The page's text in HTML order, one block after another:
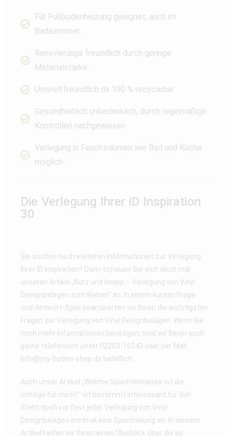
Für Fußbodenheizung geeignet, auch im
Badezimmer.
Renovierungs freundlich durch geringe
Materialstärke.
Umweltfreundlich da 100 % recyclebar
Gesundheitlich unbedenklich, durch regelmäßige
Kontrollen nachgewiesen
Verlegung in Feuchträumen wie Bad und Küche
möglich
Die Verlegung Ihrer iD Inspiration
30
Sie suchen nach weiteren Informationen zur Verlegung
Ihrer iD Inspiration? Dann schauen Sie sich doch mal
unseren Artikel „Kurz und knapp – Verlegung von Vinyl
Designbelägen zum Kleben“ an. In einem kurzen Frage-
und-Antwort-Spiel beantworten wir Ihnen die wichtigsten
Fragen zur Verlegung von Vinyl Designbelägen. Wenn Sie
noch mehr Informationen benötigen, sind wir Ihnen auch
gerne telefonisch unter 02203-15243 oder per Mail
info@my-boden-shop.de behilflich.
Auch unser Artikel „Welche Spachtelmasse ist die
richtige für mich?“ ist bestimmt interessant für Sie!
Steht doch vor fast jeder Verlegung von Vinyl
Designbelägen erstmal eine Spachtelung an. In diesem
Artikel helfen wir Ihnen einen Überblick über die so